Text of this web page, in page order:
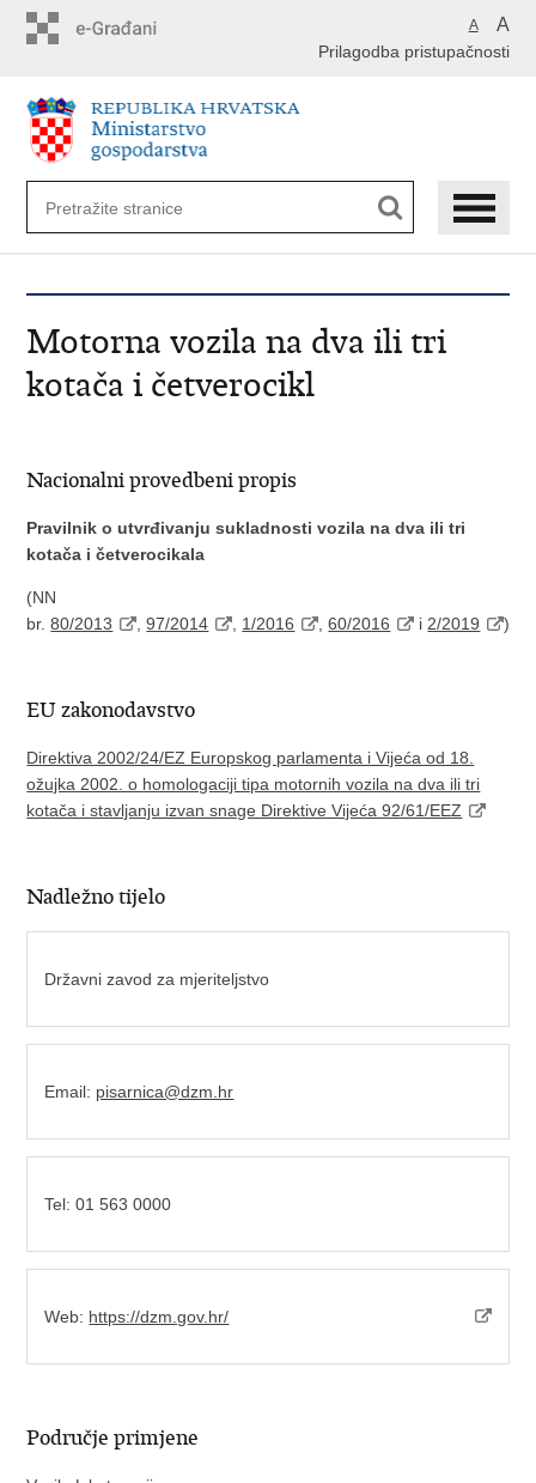
A A
Prilagodba pristupačnosti
Motorna vozila na dva ili tri
kotača i četverocikl
Nacionalni provedbeni propis
Pravilnik o utvrđivanju sukladnosti vozila na dva ili tri
kotača i četverocikala
(NN
br.80/2013 ,97/2014 1/2016 ,60/2016 i 2/2019 )
EU zakonodavstvo
Direktiva 2002/24/EZ Europskog parlamenta i Vijeća od 18.
ožujka 2002. o homologaciji tipa motornih vozila na dva ili tri
kotača i stavljanju izvan snage Direktive Vijeća 92/61/EEZ
Nadležno tijelo
Državni zavod za mjeriteljstvo
Email: pisarnica@dzm.hr
Tel: 01 563 0000
Web: https://dzm.gov.hr/
Područje primjene